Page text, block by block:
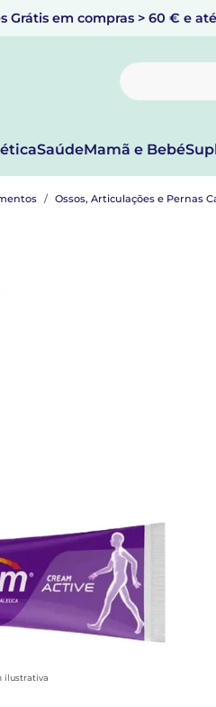
Grátis em compras > 60 € e
SaúdeMamã e Bebé
Ossos, Articulações e Pernas
ilustrativa